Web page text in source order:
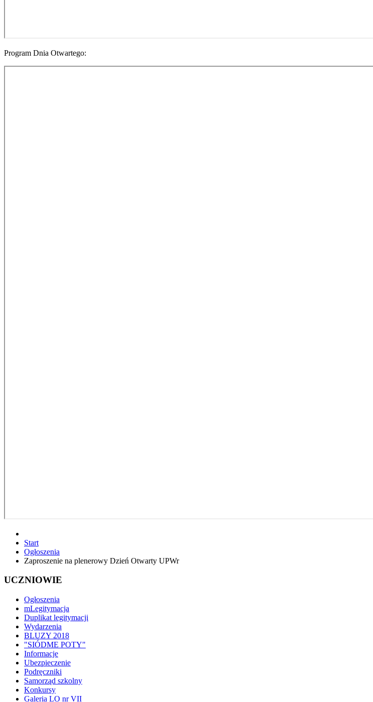
Program Dnia Otwartego:
Start
Ogłoszenia
Zaproszenie na plenerowy Dzień Otwarty UPWr
UCZNIOWIE
Ogłoszenia
mLegitymacja
Duplikat legitymacji
Wydarzenia
BLUZY 2018
"SIÓDME POTY"
Informacje
Ubezpieczenie
Podręczniki
Samorząd szkolny
Konkursy
Galeria LO nr VII